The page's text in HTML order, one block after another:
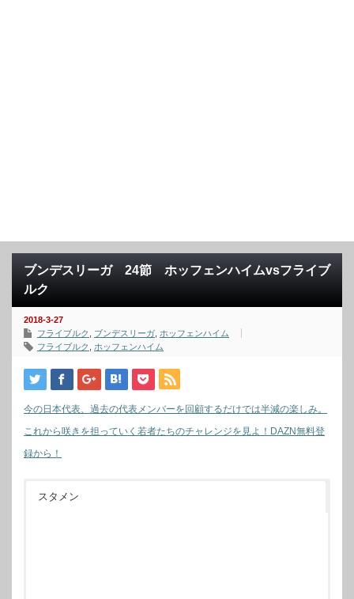
ブンデスリーガ 24節 ホッフェンハイムvsフライブ
ルク
2018-3-27
フライブルク
ブンデスリーガ ホッフェンハイム
フライブルク
ホッフェンハイム
今の日本代表、過去の代表メンバーを回顧するだけでは半減の楽しみ。
これから咲きを担っていく若者たちのチャレンジを見よ！DAZN無料登
録から！
スタメン